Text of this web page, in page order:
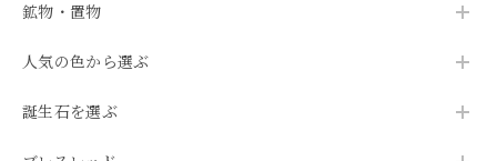
鉱物・置物
人気の色から選ぶ
誕生石を選ぶ